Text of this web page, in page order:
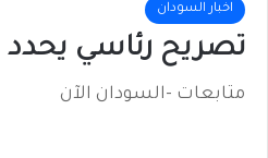
اخبار السودان
تصريح رئاسي يحدد
متابعات -السودان الآن